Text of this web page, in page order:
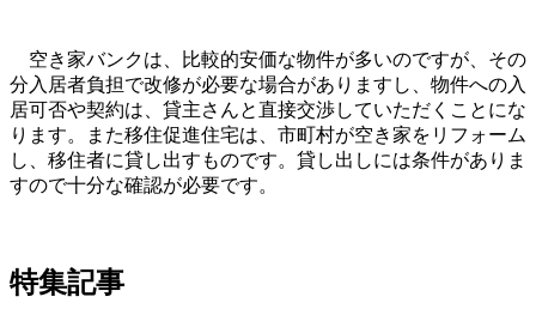
空き家バンクは、比較的安価な物件が多いのですが、その
分入居者負担で改修が必要な場合がありますし、物件への入
居可否や契約は、貸主さんと直接交渉していただくことにな
ります。また移住促進住宅は、市町村が空き家をリフォーム
し、移住者に貸し出すものです。貸し出しには条件がありま
すので十分な確認が必要です。
特集記事